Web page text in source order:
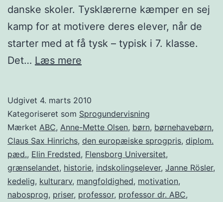
danske skoler. Tysklærerne kæmper en sej
kamp for at motivere deres elever, når de
starter med at få tysk – typisk i 7. klasse.
Det… Læs mere
Udgivet 4. marts 2010
Kategoriseret som Sprogundervisning
Mærket ABC, Anne-Mette Olsen, børn, børnehavebørn,
Claus Sax Hinrichs, den europæiske sprogpris, diplom.
pæd., Elin Fredsted, Flensborg Universitet,
grænselandet, historie, indskolingselever, Janne Rösler,
kedelig, kulturarv, mangfoldighed, motivation,
nabosprog, priser, professor, professor dr. ABC,